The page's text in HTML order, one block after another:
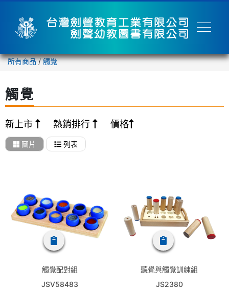
所有商品/觸覺
觸覺
新上市 熱銷排行 價格
圖片 列表
觸覺配對組
JSV58483
聽覺與觸覺訓練組
JS2380